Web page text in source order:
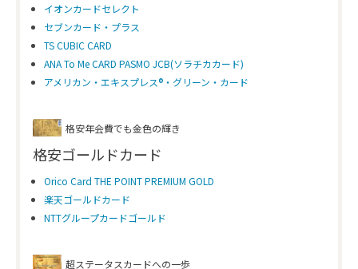
イオンカードセレクト
セブンカード・プラス
TS CUBIC CARD
ANA To Me CARD PASMO JCB(ソラチカカード)
アメリカン・エキスプレス®・グリーン・カード
格安年会費でも金色の輝き
格安ゴールドカード
Orico Card THE POINT PREMIUM GOLD
楽天ゴールドカード
NTTグループカードゴールド
超ステータスカードへの一歩